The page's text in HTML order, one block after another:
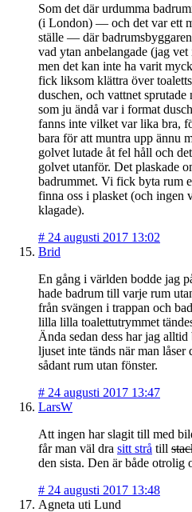
Som det där urdumma
(i London) — och det var ett
ställe — där
vad ytan anbelangade (jag
men det kan inte ha varit
fick liksom klättra över
duschen, och vattnet
som ju ändå var i format
fanns inte vilket var lika bra,
bara för att muntra upp ännu
golvet lutade åt fel håll och
golvet utanför. Det plaskade
badrummet. Vi fick byta rum
finna oss i plasket (och ingen
klagade).
# 24 augusti 2017 13:02
Brid
En gång i världen bodde jag
hade badrum till varje rum
från svängen i trappan och
lilla lilla toalettutrymmet
Ända sedan dess har jag
ljuset inte tänds när man
sådant rum utan fönster.
# 24 augusti 2017 13:47
LarsW
Att ingen har slagit till med
får man väl dra sitt strå till
den sista. Den är både otrolig
# 24 augusti 2017 13:48
Agneta uti Lund